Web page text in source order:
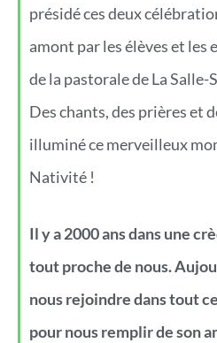
présidé ces deux
amont par les élèves et les
de la pastorale de La Salle-
Des chants, des prières et
illuminé ce merveilleux
Nativité !
Il y a 2000 ans dans une
tout proche de nous.
nous rejoindre dans tout
pour nous remplir de son